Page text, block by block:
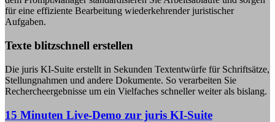
für eine effiziente Bearbeitung wiederkehrender juristischer
Aufgaben.
Texte blitzschnell erstellen
Die juris KI-Suite erstellt in Sekunden Textentwürfe für Schriftsätze,
Stellungnahmen und andere Dokumente. So verarbeiten Sie
Rechercheergebnisse um ein Vielfaches schneller weiter als bislang.
15 Minuten Live-Demo zur juris KI-Suite